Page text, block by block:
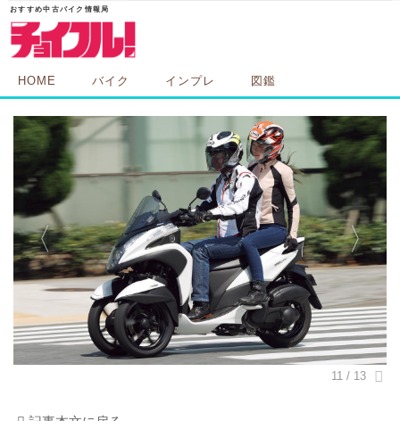
HOME バイク インプレ 図鑑